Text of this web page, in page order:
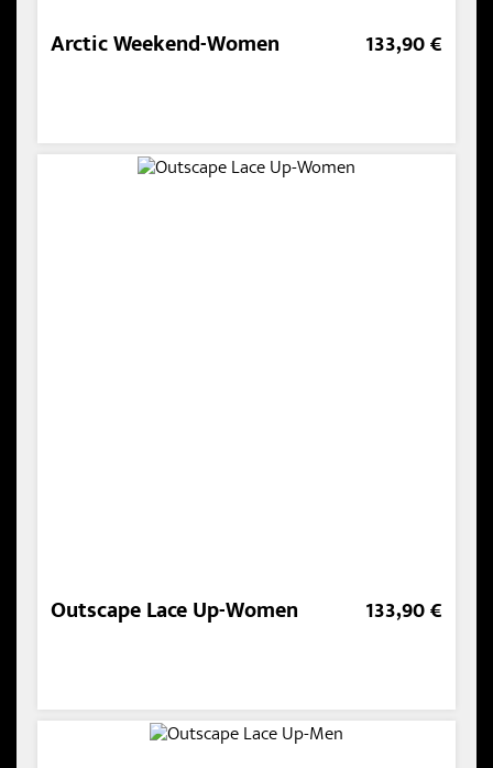
Arctic Weekend-Women 133,90 €
Outscape Lace Up-Women 133,90 €